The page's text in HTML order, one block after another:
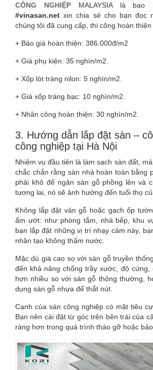
CÔNG NGHIỆPMALAYSIA là bao
#vinasan.net xin chia sẻ cho bạn đọc
chúng tôi đã cung cấp, thi công hoàn
+ Báo giá hoàn thiện: 386.000đ/m2
+ Giá phụ kiện: 35 nghìn/m2.
+ Xốp lót tráng nilon: 5 nghìn/m2.
+ Giá xốp tráng bạc: 10 nghìn/m2.
+ Nhân công hoàn thiện: 30 nghìn/m2.
3. Hướng dẫn lắp đặt sàn –
công nghiệp tại Hà Nội
Nhiệm vụ đầu tiên là làm sạch sàn đất,
chắc chắn rằng sàn nhà hoàn toàn bằng
phải khô để ngăn sàn gỗ phồng lên và
tương lai, nó sẽ ảnh hưởng đến tuổi thọ
Không lắp đặt ván gỗ hoặc gạch ốp
ẩm ướt: như phòng tắm, nhà bếp, khu
bạn lắp đặt những vị trí nhạy cảm này,
nhân tạo không thấm nước.
Mặc dù giá cao so với sàn gỗ truyền
đến khả năng chống trầy xước, độ cứng,
hơn nhiều so với sàn gỗ thông thường,
dụng sàn gỗ nhựa để thắt nút.
Cạnh của sàn công nghiệp có mặt tiêu
Bạn nên cài đặt từ góc trên bên trái của
ràng hơn trong quá trình tháo gỡ hoặc bảo